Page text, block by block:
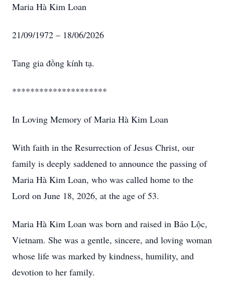
Maria Hà Kim Loan
21/09/1972 – 18/06/2026
Tang gia đồng kính tạ.
*********************
In Loving Memory of Maria Hà Kim Loan
With faith in the Resurrection of Jesus Christ, our
family is deeply saddened to announce the passing of
Maria Hà Kim Loan, who was called home to the
Lord on June 18, 2026, at the age of 53.
Maria Hà Kim Loan was born and raised in Bảo Lộc,
Vietnam. She was a gentle, sincere, and loving woman
whose life was marked by kindness, humility, and
devotion to her family.